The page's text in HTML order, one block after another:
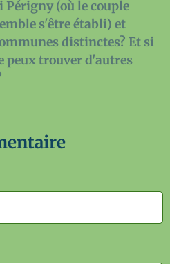
Périgny (où le couple
s'être établi) et
distinctes? Et si
peux trouver d'autres